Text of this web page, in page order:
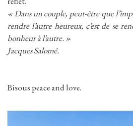
« Dans un couple, peut-être que
rendre l’autre heureux, c’est de se
bonheur à l’autre. »
Jacques Salomé.
Bisous peace and love.